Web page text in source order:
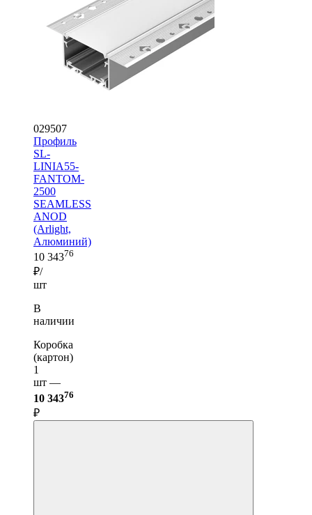
029507
Профиль
SL-
LINIA55-
FANTOM-
2500
SEAMLESS
ANOD
(Arlight,
Алюминий)
10 34376
₽/
шт
В
наличии
Коробка
(картон)
1
шт —
10 34376
₽